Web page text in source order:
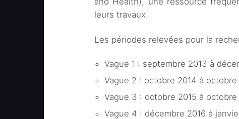
leurs travaux.
Les périodes relevées pour la
Vague 1 : septembre 2013 à
Vague 2 : octobre 2014 à octobre
Vague 3 : octobre 2015 à octobre
Vague 4 : décembre 2016 à